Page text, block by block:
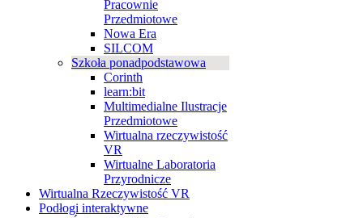
Pracownie
Przedmiotowe
Nowa Era
SILCOM
Szkoła ponadpodstawowa
Corinth
learn:bit
Multimedialne Ilustracje
Przedmiotowe
Wirtualna rzeczywistość
VR
Wirtualne Laboratoria
Przyrodnicze
Wirtualna Rzeczywistość VR
Podłogi interaktywne